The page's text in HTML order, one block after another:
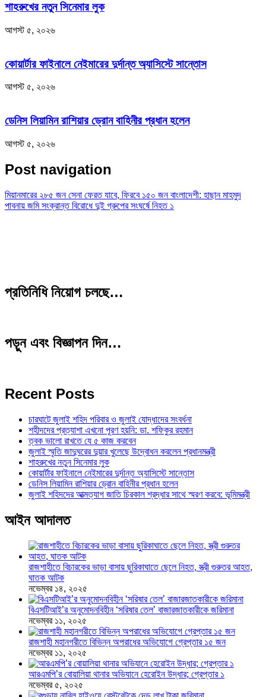
শাহরুখের নতুন সিনেমার লুক
আগস্ট ৫, ২০২৬
কোয়ার্টার ফাইনালে নেইমারের দুর্দান্ত অ্যাসিস্টে সান্তোস
আগস্ট ৫, ২০২৬
ডেনিস লিয়ামিন রাশিয়ার ড্রোন বাহিনীর প্রধান হলেন
আগস্ট ৫, ২০২৬
Post navigation
মিয়ানমারের ২৮৫ জন সেনা ফেরত যাবে, ফিরবে ১৫০ জন বাংলাদেশী: হাছান মাহমুদ
পাবনায় জমি সংক্রান্ত বিরোধে দুই গ্রুপের সংঘর্ষে নিহত ১
প্রতিনিধি নিয়োগ চলছে…
পড়ুন এবং বিজ্ঞাপন দিন…
Recent Posts
চারঘাটে জুলাই শহিদ পরিবার ও জুলাই যোদ্ধাদের সংবর্ধনা
শহীদদের প্রত্যাশা এখনো পূরণ হয়নি: ডা. শফিকুর রহমান
ত্বক ভালো রাখতে যে ৫ কাজ করবেন
জুলাই স্মৃতি জাদুঘরের দুয়ার খুলেছে উদ্বোধন করলেন প্রধানমন্ত্রী
শাহরুখের নতুন সিনেমার লুক
কোয়ার্টার ফাইনালে নেইমারের দুর্দান্ত অ্যাসিস্টে সান্তোস
ডেনিস লিয়ামিন রাশিয়ার ড্রোন বাহিনীর প্রধান হলেন
জুলাই শহিদদের আত্মত্যাগ জাতি চিরকাল শ্রদ্ধার সাথে স্মরণ করবে: ভূমিমন্ত্রী
আইন আদালত
রাজশাহীতে বিচারকের ভাড়া বাসায় ছুরিকাঘাতে ছেলে নিহত, স্ত্রী গুরুতর আহত,
ঘাতক আটক
নভেম্বর ১৪, ২০২৫
বিএসটিআই’র অনুমোদনবিহীন ‘সরিষার তেল’ বাজারজাতকারীকে জরিমানা
নভেম্বর ১১, ২০২৫
রাজশাহী মহানগরীতে বিভিন্ন অপরাধের অভিযোগে গ্রেপ্তার ১৫ জন
নভেম্বর ১১, ২০২৫
আরএমপি’র বোয়ালিয়া থানার অভিযানে হেরোইন উদ্ধার; গ্রেপ্তার ১
নভেম্বর ৫, ২০২৫